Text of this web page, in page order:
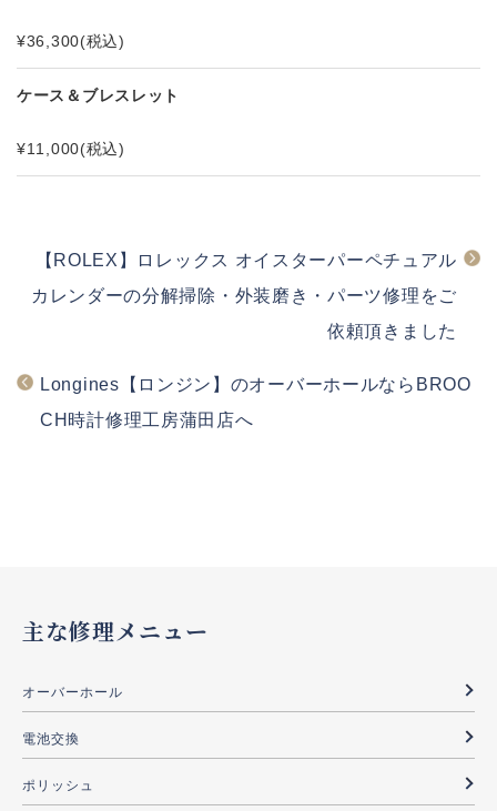
¥36,300(税込)
ケース＆ブレスレット
¥11,000(税込)
【ROLEX】ロレックス オイスターパーペチュアル
カレンダーの分解掃除・外装磨き・パーツ修理をご
依頼頂きました
Longines【ロンジン】のオーバーホールならBROO
CH時計修理工房蒲田店へ
主な修理メニュー
オーバーホール
電池交換
ポリッシュ